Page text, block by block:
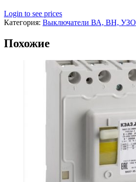
Login to see prices
Категория: Выключатели ВА, ВН, УЗО
Похожие